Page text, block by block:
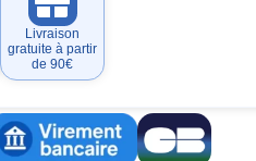
Livraison
gratuite à partir
de 90€